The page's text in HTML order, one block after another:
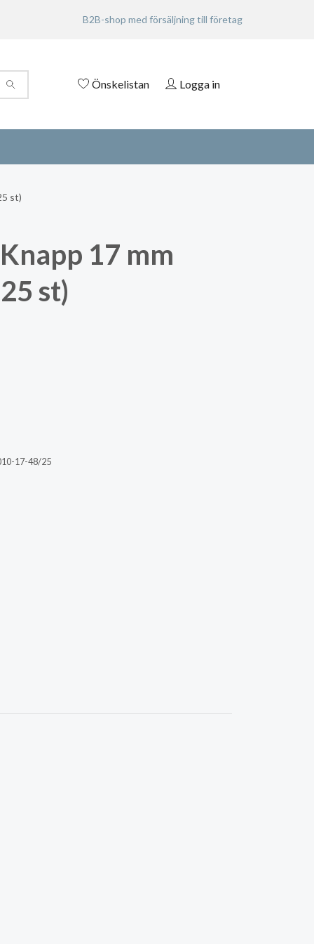
B2B-shop med försäljning till företag
Önskelistan Logga in
st)
17 mm
st)
17-48/25